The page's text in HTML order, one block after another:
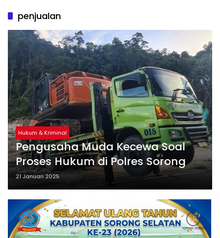
penjualan
Hukum & Kriminal
Pengusaha Muda Kecewa Soal
Proses Hukum di Polres Sorong
21 Januari 2025